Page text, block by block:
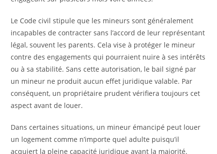
Le Code civil stipule que les mineurs sont généralement
incapables de contracter sans l’accord de leur représentant
légal, souvent les parents. Cela vise à protéger le mineur
contre des engagements qui pourraient nuire à ses intérêts
ou à sa stabilité. Sans cette autorisation, le bail signé par
un mineur ne produit aucun effet juridique valable. Par
conséquent, un propriétaire prudent vérifiera toujours cet
aspect avant de louer.
Dans certaines situations, un mineur émancipé peut louer
un logement comme n’importe quel adulte puisqu’il
acquiert la pleine capacité juridique avant la majorité.